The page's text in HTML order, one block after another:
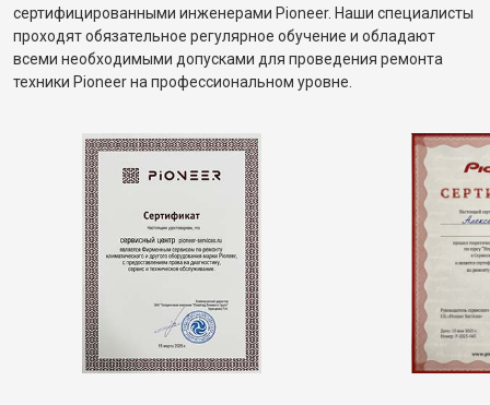
сертифицированными инженерами Pioneer. Наши специалисты
проходят обязательное регулярное обучение и обладают
всеми необходимыми допусками для проведения ремонта
техники Pioneer на профессиональном уровне.